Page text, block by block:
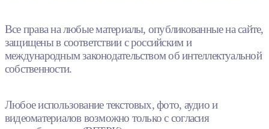
Все права на любые материалы, опубликованные на сайте,
защищены в соответствии с российским и
международным законодательством об интеллектуальной
собственности.
Любое использование текстовых, фото, аудио и
видеоматериалов возможно только с согласия